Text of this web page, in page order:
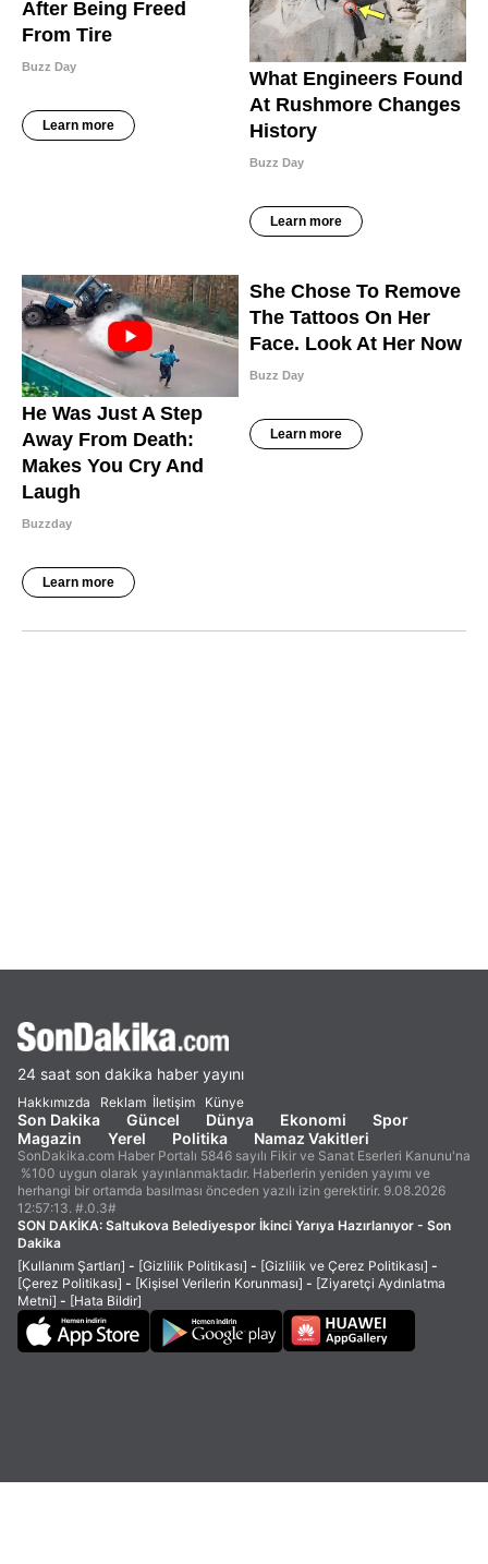
24 saat son dakika haber yayını
Hakkımızda Reklam İletişim Künye
Son Dakika Güncel Dünya Ekonomi
Spor
Magazin
Yerel Politika Namaz Vakitleri
SonDakika.com Haber Portalı 5846 sayılı Fikir ve Sanat Eserleri Kanunu'na
%100 uygun olarak yayınlanmaktadır. Haberlerin yeniden yayımı ve
herhangi bir ortamda basılması önceden yazılı izin gerektirir. 9.08.2026
12:57:13. #.0.3#
SON DAKİKA: Saltukova Belediyespor İkinci Yarıya Hazırlanıyor - Son
Dakika
[Kullanım Şartları] - [Gizlilik Politikası] - [Gizlilik ve Çerez Politikası] -
[Çerez Politikası] - [Kişisel Verilerin Korunması] - [Ziyaretçi Aydınlatma
Metni] - [Hata Bildir]